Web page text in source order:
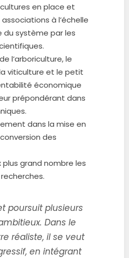
en place et
à l’échelle
du système par les
l’arboriculture, le
viticulture et le petit
économique
prépondérant dans
dans la mise en
des
plus grand nombre les
poursuit plusieurs
Dans le
réaliste, il se veut
en intégrant